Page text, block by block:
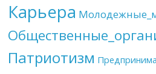
Карьера
Патриотизм